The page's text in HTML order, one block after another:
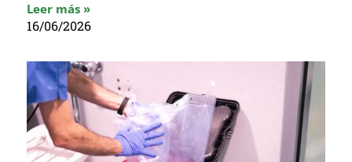
Leer más »
16/06/2026